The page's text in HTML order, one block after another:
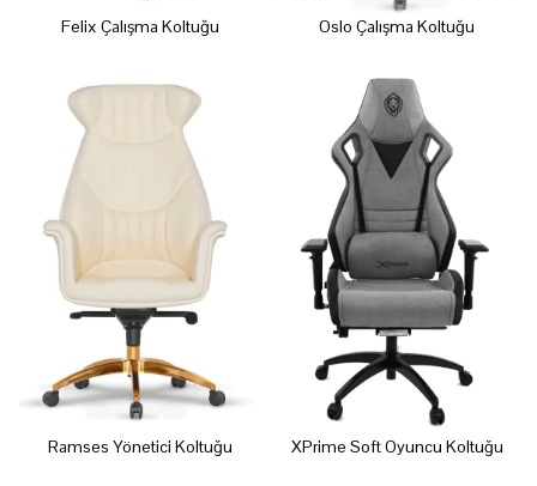
Felix Çalışma Koltuğu Oslo Çalışma Koltuğu
Ramses Yönetici Koltuğu XPrime Soft Oyuncu Koltuğu